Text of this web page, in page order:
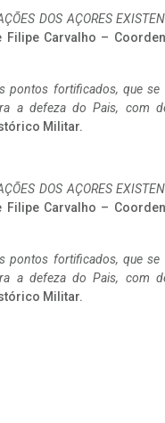
DOS AÇORES
Carvalho –
pontos fortificados, que se
a defeza do Pais, com
Militar.
DOS AÇORES
Carvalho –
pontos fortificados, que se
a defeza do Pais, com
Militar.